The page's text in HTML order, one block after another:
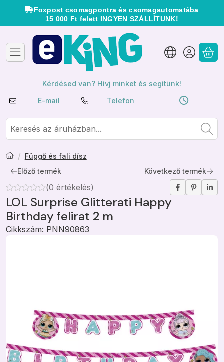
Foxpost csomagpontra és csomagautomatába
15 000 Ft felett INGYEN SZÁLLÍTUNK!
Kérdésed van? Hívj minket és segítünk!
E-mail Telefon
Függő és fali dísz
Előző termék
Következő termék
Nincs vélemény a termékről:
0 értékelés
LOL Surprise Glitterati Happy
Birthday felirat 2 m
Cikkszám: PNN90863